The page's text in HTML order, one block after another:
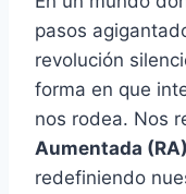
pasos
revolución
forma en que
nos rodea. Nos
Aumentada (RA)
redefiniendo